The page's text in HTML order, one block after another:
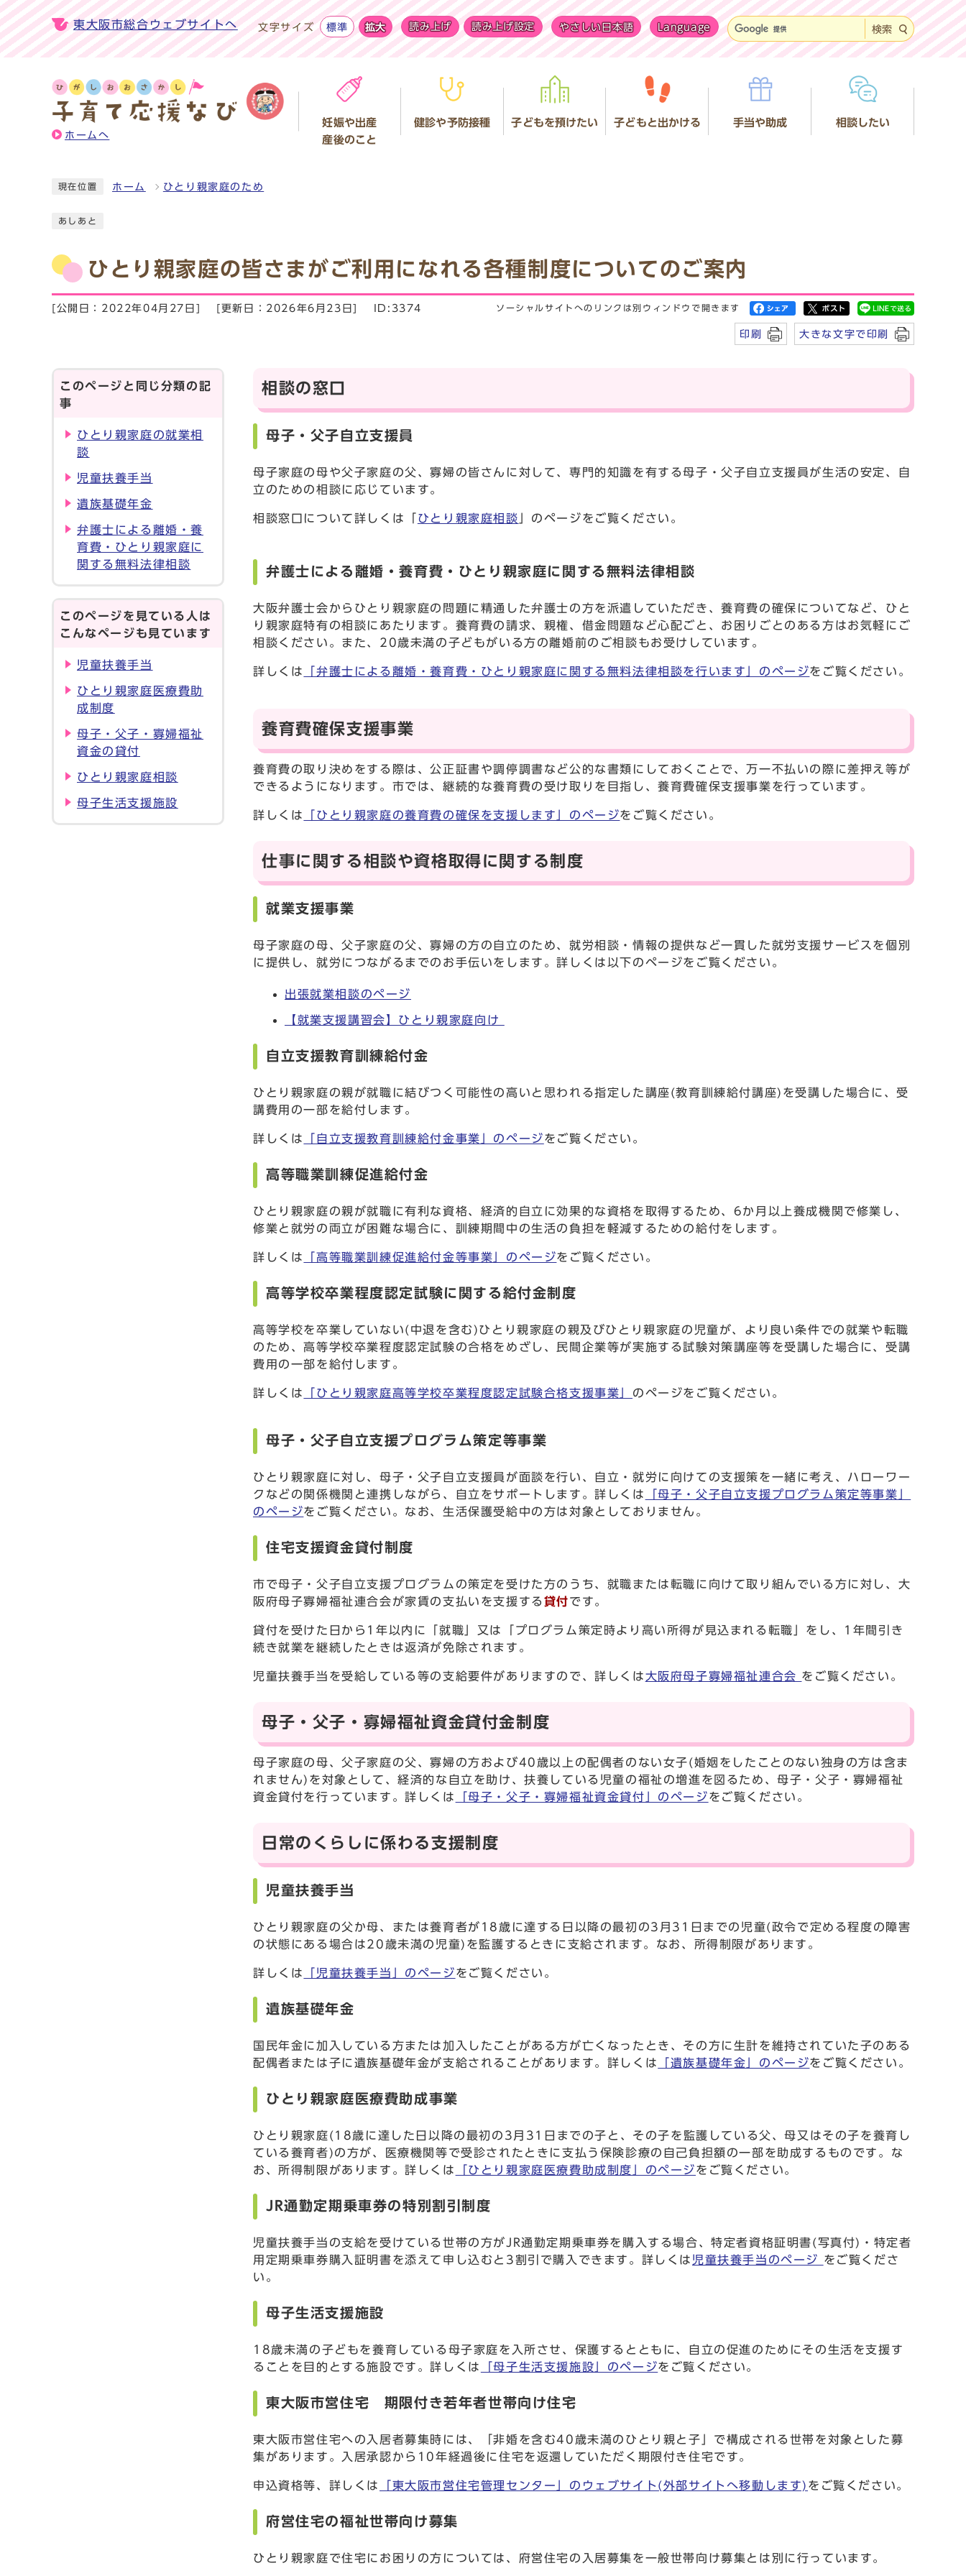
東大阪市総合ウェブサイトへ 文字サイズ 標準 拡大 読み上げ 読み上げ設定 やさしい日本語 Language 検索
ホームへ
妊娠や出産
産後のこと
健診や予防接種 子どもを預けたい 子どもと出かける 手当や助成 相談したい
現在位置 ホーム ひとり親家庭のため
あしあと
ひとり親家庭の皆さまがご利用になれる各種制度についてのご案内
[公開日：2022年04月27日] [更新日：2026年6月23日] ID:3374 ソーシャルサイトへのリンクは別ウィンドウで開きます
印刷 大きな文字で印刷
相談の窓口
母子・父子自立支援員
母子家庭の母や父子家庭の父、寡婦の皆さんに対して、専門的知識を有する母子・父子自立支援員が生活の安定、自
立のための相談に応じています。
相談窓口について詳しくは「 ひとり親家庭相談 」のページをご覧ください。
弁護士による離婚・養育費・ひとり親家庭に関する無料法律相談
大阪弁護士会からひとり親家庭の問題に精通した弁護士の方を派遣していただき、養育費の確保についてなど、ひと
り親家庭特有の相談にあたります。養育費の請求、親権、借金問題など心配ごと、お困りごとのある方はお気軽にご
相談ください。また、20歳未満の子どもがいる方の離婚前のご相談もお受けしています。
詳しくは 「弁護士による離婚・養育費・ひとり親家庭に関する無料法律相談を行います」のページをご覧ください。
養育費確保支援事業
養育費の取り決めをする際は、公正証書や調停調書など公的な書類にしておくことで、万一不払いの際に差押え等が
できるようになります。市では、継続的な養育費の受け取りを目指し、養育費確保支援事業を行っています。
詳しくは 「ひとり親家庭の養育費の確保を支援します」のページをご覧ください。
仕事に関する相談や資格取得に関する制度
就業支援事業
母子家庭の母、父子家庭の父、寡婦の方の自立のため、就労相談・情報の提供など一貫した就労支援サービスを個別
に提供し、就労につながるまでのお手伝いをします。詳しくは以下のページをご覧ください。
出張就業相談のページ
【就業支援講習会】ひとり親家庭向け
自立支援教育訓練給付金
ひとり親家庭の親が就職に結びつく可能性の高いと思われる指定した講座(教育訓練給付講座)を受講した場合に、受
講費用の一部を給付します。
詳しくは 「自立支援教育訓練給付金事業」のページをご覧ください。
高等職業訓練促進給付金
ひとり親家庭の親が就職に有利な資格、経済的自立に効果的な資格を取得するため、6か月以上養成機関で修業し、
修業と就労の両立が困難な場合に、訓練期間中の生活の負担を軽減するための給付をします。
詳しくは 「高等職業訓練促進給付金等事業」のページをご覧ください。
高等学校卒業程度認定試験に関する給付金制度
高等学校を卒業していない(中退を含む)ひとり親家庭の親及びひとり親家庭の児童が、より良い条件での就業や転職
のため、高等学校卒業程度認定試験の合格をめざし、民間企業等が実施する試験対策講座等を受講した場合に、受講
費用の一部を給付します。
詳しくは 「ひとり親家庭高等学校卒業程度認定試験合格支援事業」 のページをご覧ください。
母子・父子自立支援プログラム策定等事業
ひとり親家庭に対し、母子・父子自立支援員が面談を行い、自立・就労に向けての支援策を一緒に考え、ハローワー
クなどの関係機関と連携しながら、自立をサポートします。詳しくは
「母子・父子自立支援プログラム策定等事業」
のページをご覧ください。なお、生活保護受給中の方は対象としておりません。
住宅支援資金貸付制度
市で母子・父子自立支援プログラムの策定を受けた方のうち、就職または転職に向けて取り組んでいる方に対し、大
阪府母子寡婦福祉連合会が家賃の支払いを支援する 貸付です。
貸付を受けた日から1年以内に「就職」又は「プログラム策定時より高い所得が見込まれる転職」をし、1年間引き
続き就業を継続したときは返済が免除されます。
児童扶養手当を受給している等の支給要件がありますので、詳しくは大阪府母子寡婦福祉連合会 をご覧ください。
母子・父子・寡婦福祉資金貸付金制度
母子家庭の母、父子家庭の父、寡婦の方および40歳以上の配偶者のない女子(婚姻をしたことのない独身の方は含ま
れません)を対象として、経済的な自立を助け、扶養している児童の福祉の増進を図るため、母子・父子・寡婦福祉
資金貸付を行っています。詳しくは
「母子・父子・寡婦福祉資金貸付」のページをご覧ください。
日常のくらしに係わる支援制度
児童扶養手当
ひとり親家庭の父か母、または養育者が18歳に達する日以降の最初の3月31日までの児童(政令で定める程度の障害
の状態にある場合は20歳未満の児童)を監護するときに支給されます。なお、所得制限があります。
詳しくは 「児童扶養手当」のページをご覧ください。
遺族基礎年金
国民年金に加入している方または加入したことがある方が亡くなったとき、その方に生計を維持されていた子のある
配偶者または子に遺族基礎年金が支給されることがあります。詳しくは
「遺族基礎年金」のページをご覧ください。
ひとり親家庭医療費助成事業
ひとり親家庭(18歳に達した日以降の最初の3月31日までの子と、その子を監護している父、母又はその子を養育し
ている養育者)の方が、医療機関等で受診されたときに支払う保険診療の自己負担額の一部を助成するものです。な
お、所得制限があります。詳しくは
「ひとり親家庭医療費助成制度」のページをご覧ください。
JR通勤定期乗車券の特別割引制度
児童扶養手当の支給を受けている世帯の方がJR通勤定期乗車券を購入する場合、特定者資格証明書(写真付)・特定者
用定期乗車券購入証明書を添えて申し込むと3割引で購入できます。詳しくは 児童扶養手当のページ をご覧くださ
い。
母子生活支援施設
18歳未満の子どもを養育している母子家庭を入所させ、保護するとともに、自立の促進のためにその生活を支援す
ることを目的とする施設です。詳しくは
「母子生活支援施設」のページをご覧ください。
東大阪市営住宅 期限付き若年者世帯向け住宅
東大阪市営住宅への入居者募集時には、「非婚を含む40歳未満のひとり親と子」で構成される世帯を対象とした募
集があります。入居承認から10年経過後に住宅を返還していただく期限付き住宅です。
申込資格等、詳しくは 「東大阪市営住宅管理センター」のウェブサイト(外部サイトへ移動します) をご覧ください。
府営住宅の福祉世帯向け募集
ひとり親家庭で住宅にお困りの方については、府営住宅の入居募集を一般世帯向け募集とは別に行っています。
このページと同じ分類の記
事
ひとり親家庭の就業相
談
児童扶養手当
遺族基礎年金
弁護士による離婚・養
育費・ひとり親家庭に
関する無料法律相談
このページを見ている人は
こんなページも見ています
児童扶養手当
ひとり親家庭医療費助
成制度
母子・父子・寡婦福祉
資金の貸付
ひとり親家庭相談
母子生活支援施設